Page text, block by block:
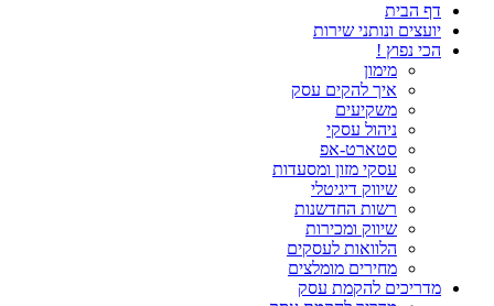
דף הבית
יועצים ונותני שירות
הכי נפוץ !
מימון
איך להקים עסק
משקיעים
ניהול עסקי
סטארט-אפ
עסקי מזון ומסעדות
שיווק דיגיטלי
רשות החדשנות
שיווק ומכירות
הלוואות לעסקים
מחירים מומלצים
מדריכים להקמת עסק